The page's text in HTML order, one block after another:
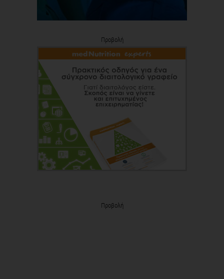
Προβολή
Προβολή